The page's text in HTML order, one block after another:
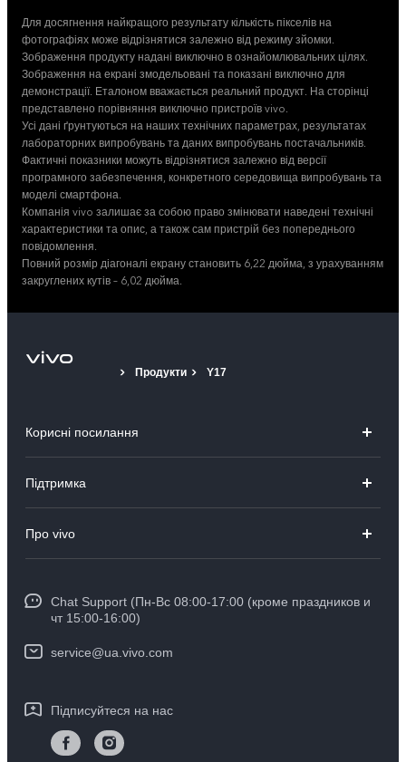
Для досягнення найкращого результату кількість пікселів на
фотографіях може відрізнятися залежно від режиму зйомки.
Зображення продукту надані виключно в ознайомлювальних цілях.
Зображення на екрані змодельовані та показані виключно для
демонстрації. Еталоном вважається реальний продукт. На сторінці
представлено порівняння виключно пристроїв vivo.
Усі дані ґрунтуються на наших технічних параметрах, результатах
лабораторних випробувань та даних випробувань постачальників.
Фактичні показники можуть відрізнятися залежно від версії
програмного забезпечення, конкретного середовища випробувань та
моделі смартфона.
Компанія vivo залишає за собою право змінювати наведені технічні
характеристики та опис, а також сам пристрій без попереднього
повідомлення.
Повний розмір діагоналі екрану становить 6,22 дюйма, з урахуванням
закруглених кутів – 6,02 дюйма.
Продукти Y17
Корисні посилання
Y36
TWS2 ANC
TWS2e
Підтримка
IMEI автентифікація
Оновлення системи
Гарантійні інструкції vivo
Про vivo
Інформаційний центр
Юридична інформація
Центр конфіденційності компанії vivo
Стабільність
Chat Support (Пн-Вс 08:00-17:00 (кроме праздников и
чт 15:00-16:00)
service@ua.vivo.com
Підписуйтеся на нас